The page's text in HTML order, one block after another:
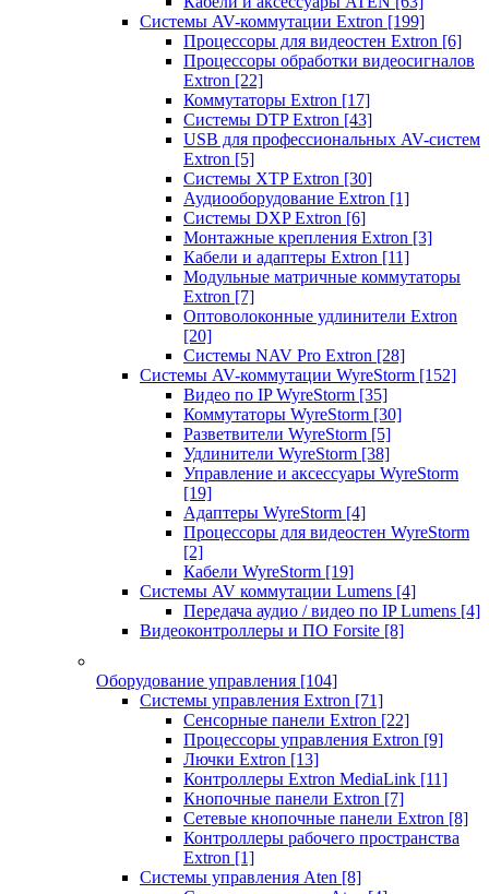
Системы AV-коммутации Extron [199]
Процессоры для видеостен Extron [6]
Процессоры обработки видеосигналов
Extron [22]
Коммутаторы Extron [17]
Системы DTP Extron [43]
USB для профессиональных AV-систем
Extron [5]
Системы XTP Extron [30]
Аудиооборудование Extron [1]
Системы DXP Extron [6]
Монтажные крепления Extron [3]
Кабели и адаптеры Extron [11]
Модульные матричные коммутаторы
Extron [7]
Оптоволоконные удлинители Extron
[20]
Системы NAV Pro Extron [28]
Системы AV-коммутации WyreStorm [152]
Видео по IP WyreStorm [35]
Коммутаторы WyreStorm [30]
Разветвители WyreStorm [5]
Удлинители WyreStorm [38]
Управление и аксессуары WyreStorm
[19]
Адаптеры WyreStorm [4]
Процессоры для видеостен WyreStorm
[2]
Кабели WyreStorm [19]
Системы AV коммутации Lumens [4]
Передача аудио / видео по IP Lumens [4]
Видеоконтроллеры и ПО Forsite [8]
Оборудование управления [104]
Системы управления Extron [71]
Сенсорные панели Extron [22]
Процессоры управления Extron [9]
Лючки Extron [13]
Контроллеры Extron MediaLink [11]
Кнопочные панели Extron [7]
Сетевые кнопочные панели Extron [8]
Контроллеры рабочего пространства
Extron [1]
Системы управления Aten [8]